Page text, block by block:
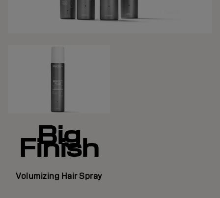
Big
Finish
Volumizing Hair Spray